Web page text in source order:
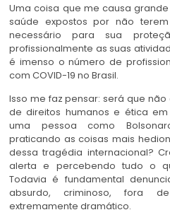
Uma coisa que me causa
saúde expostos por não
necessário para sua
profissionalmente as suas
é imenso o número de
com COVID-19 no Brasil.
Isso me faz pensar: será que
de direitos humanos e ética
uma pessoa como
praticando as coisas mais
dessa tragédia internacional?
alerta e percebendo tudo o
Todavia é fundamental
absurdo, criminoso, fora
extremamente dramático.